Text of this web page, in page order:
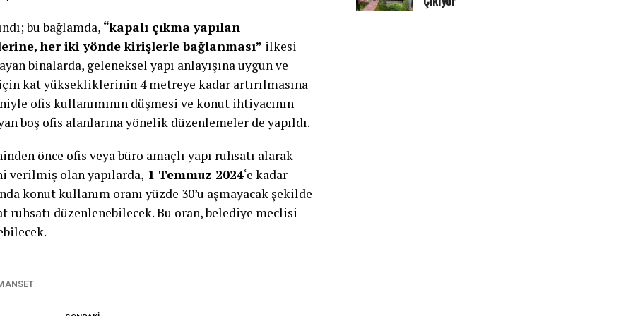
bu bağlamda, “kapalı çıkma yapılan
her iki yönde kirişlerle bağlanması” ilkesi
binalarda, geleneksel yapı anlayışına uygun ve
kat yüksekliklerinin 4 metreye kadar artırılmasına
ofis kullanımının düşmesi ve konut ihtiyacının
boş ofis alanlarına yönelik düzenlemeler de yapıldı.
önce ofis veya büro amaçlı yapı ruhsatı alarak
verilmiş olan yapılarda, 1 Temmuz 2024‘e kadar
konut kullanım oranı yüzde 30’u aşmayacak şekilde
düzenlenebilecek. Bu oran, belediye meclisi